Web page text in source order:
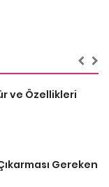
ve Özellikleri
Gereken